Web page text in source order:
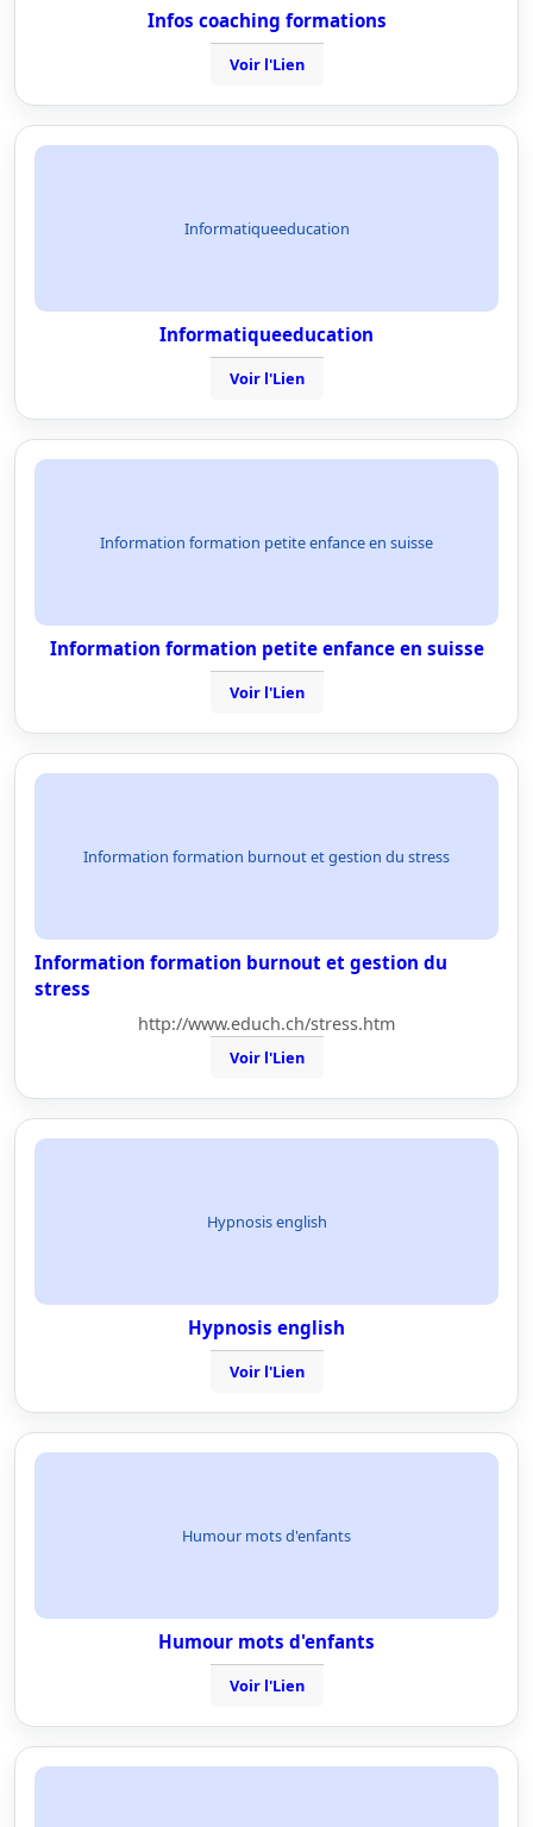
Infos coaching formations
Voir l'Lien
Informatiqueeducation
Informatiqueeducation
Voir l'Lien
Information formation petite enfance en suisse
Information formation petite enfance en suisse
Voir l'Lien
Information formation burnout et gestion du stress
Information formation burnout et gestion du
stress
http://www.educh.ch/stress.htm
Voir l'Lien
Hypnosis english
Hypnosis english
Voir l'Lien
Humour mots d'enfants
Humour mots d'enfants
Voir l'Lien